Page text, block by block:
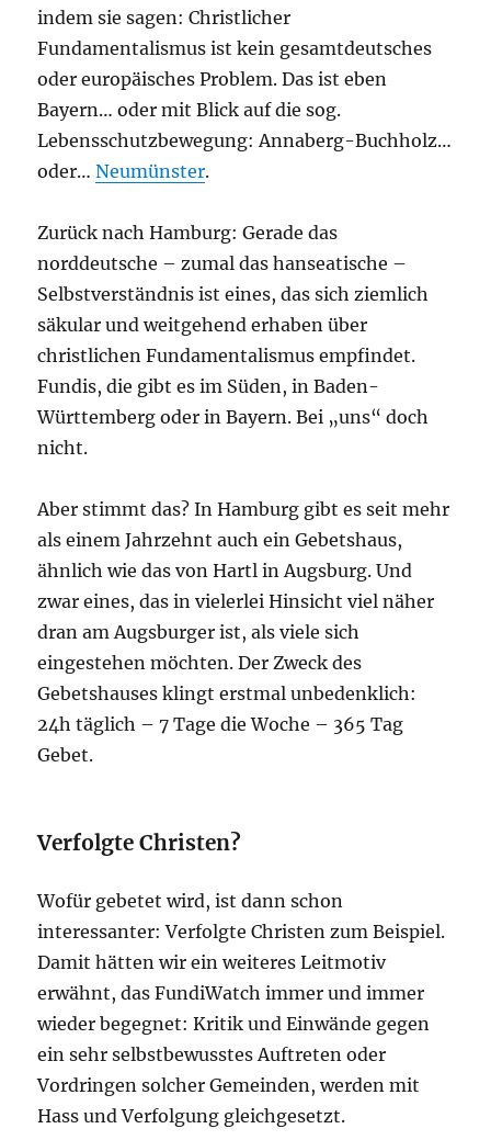
indem sie sagen: Christlicher
Fundamentalismus ist kein gesamtdeutsches
oder europäisches Problem. Das ist eben
Bayern… oder mit Blick auf die sog.
Lebensschutzbewegung: Annaberg-Buchholz…
oder…Neumünster.
Zurück nach Hamburg: Gerade das
norddeutsche – zumal das hanseatische –
Selbstverständnis ist eines, das sich ziemlich
säkular und weitgehend erhaben über
christlichen Fundamentalismus empfindet.
Fundis, die gibt es im Süden, in Baden-
Württemberg oder in Bayern. Bei „uns“ doch
nicht.
Aber stimmt das? In Hamburg gibt es seit mehr
als einem Jahrzehnt auch ein Gebetshaus,
ähnlich wie das von Hartl in Augsburg. Und
zwar eines, das in vielerlei Hinsicht viel näher
dran am Augsburger ist, als viele sich
eingestehen möchten. Der Zweck des
Gebetshauses klingt erstmal unbedenklich:
24h täglich – 7 Tage die Woche – 365 Tag
Gebet.
Verfolgte Christen?
Wofür gebetet wird, ist dann schon
interessanter: Verfolgte Christen zum Beispiel.
Damit hätten wir ein weiteres Leitmotiv
erwähnt, das FundiWatch immer und immer
wieder begegnet: Kritik und Einwände gegen
ein sehr selbstbewusstes Auftreten oder
Vordringen solcher Gemeinden, werden mit
Hass und Verfolgung gleichgesetzt.